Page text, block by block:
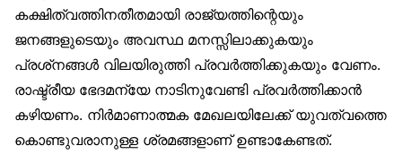
കക്ഷിത്വത്തിനതീതമായി രാജ്യത്തിന്റെയും
ജനങ്ങളുടെയും അവസ്ഥ മനസ്സിലാക്കുകയും
പ്രശ്‌നങ്ങൾ വിലയിരുത്തി പ്രവർത്തിക്കുകയും വേണം.
രാഷ്ട്രീയ ഭേദമന്യേ നാടിനുവേണ്ടി പ്രവർത്തിക്കാൻ
കഴിയണം. നിർമാണാത്മക മേഖലയിലേക്ക് യുവത്വത്തെ
കൊണ്ടുവരാനുള്ള ശ്രമങ്ങളാണ് ഉണ്ടാകേണ്ടത്.